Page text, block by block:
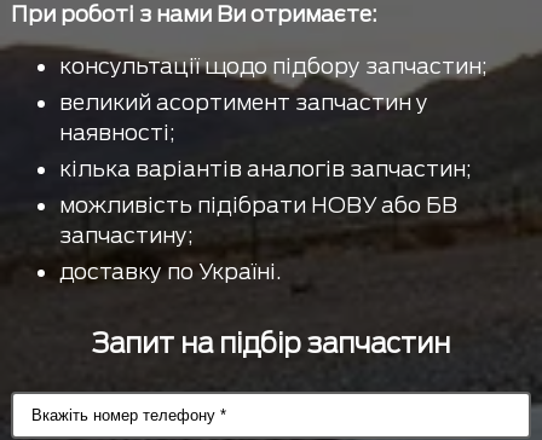
При роботі з нами Ви отримаєте:
консультації щодо підбору запчастин;
великий асортимент запчастин у
наявності;
кілька варіантів аналогів запчастин;
можливість підібрати НОВУ або БВ
запчастину;
доставку по Україні.
Запит на підбір запчастин